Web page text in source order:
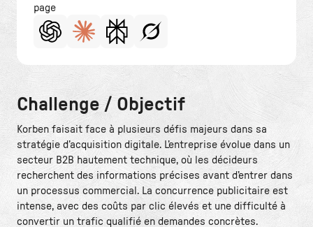
page
Challenge / Objectif
Korben faisait face à plusieurs défis majeurs dans sa
stratégie d’acquisition digitale. L’entreprise évolue dans un
secteur B2B hautement technique, où les décideurs
recherchent des informations précises avant d’entrer dans
un processus commercial. La concurrence publicitaire est
intense, avec des coûts par clic élevés et une difficulté à
convertir un trafic qualifié en demandes concrètes.